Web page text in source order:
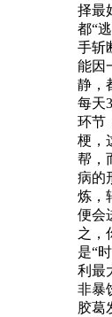
择最
都“
手斩
能因
静，
每天
环节
梗，
帮，
病的
炼，
便会
之，
是“
利最
非暴
胶葛